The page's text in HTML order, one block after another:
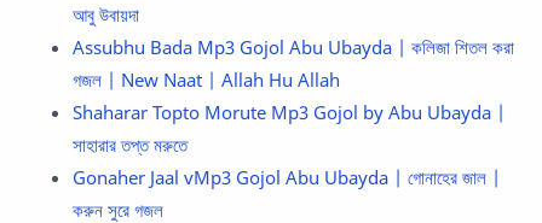
আবু উবায়দা
Assubhu Bada Mp3 Gojol Abu Ubayda | কলিজা শিতল করা
গজল | New Naat | Allah Hu Allah
Shaharar Topto Morute Mp3 Gojol by Abu Ubayda |
সাহারার তপ্ত মরুতে
Gonaher Jaal vMp3 Gojol Abu Ubayda | গোনাহের জাল |
করুন সুরে গজল